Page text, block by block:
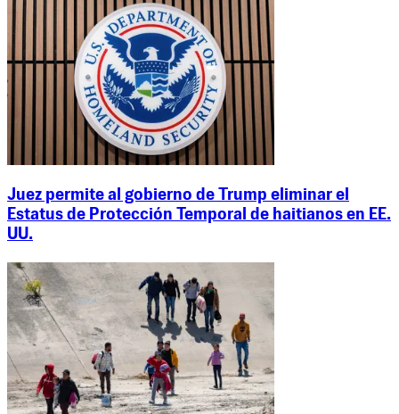
Juez permite al gobierno de Trump eliminar el
Estatus de Protección Temporal de haitianos en EE.
UU.